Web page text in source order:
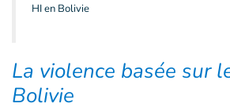
HI en Bolivie
La violence basée sur
Bolivie